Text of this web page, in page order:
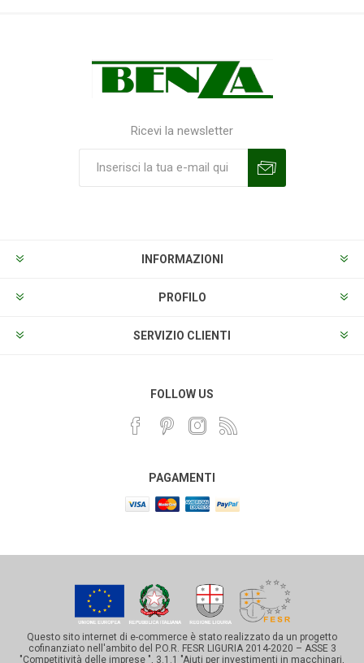
Ricevi la newsletter
INFORMAZIONI
PROFILO
SERVIZIO CLIENTI
FOLLOW US
PAGAMENTI
Questo sito internet di e-commerce è stato realizzato da un progetto
cofinanziato nell'ambito del P.O.R. FESR LIGURIA 2014-2020 – ASSE 3
"Competitività delle imprese ", 3.1.1 "Aiuti per investimenti in macchinari,